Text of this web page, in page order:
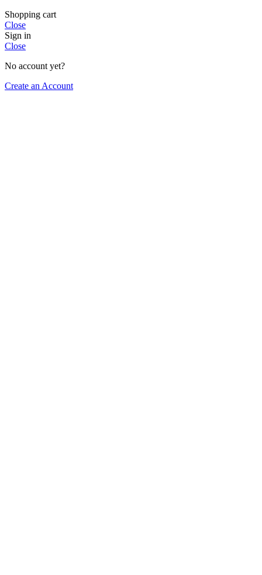
Shopping cart
Close
Sign in
Close
No account yet?
Create an Account